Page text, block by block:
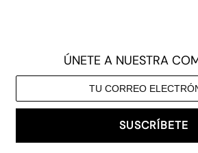
ÚNETE A NUESTRA
SUSCRÍBETE